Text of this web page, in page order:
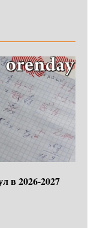
в 2026-2027